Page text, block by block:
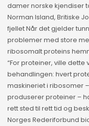
damer norske kjendiser
Norman Island, Britiske
fjellet Når det gjelder
problemer med store
ribosomalt proteins
“For proteiner, ville
behandlingen: hvert
maskineriet i ribosomer
produserer proteiner –
rett sted til rett tid og
Norges Rederiforbund